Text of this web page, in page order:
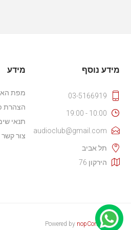
מידע נוסף
03-5166919
10:00 - 19:00
audioclub@gmail.com
תל אביב
הירקון 76
מידע
מפת
הצהרת
תנאי
צור קשר
Powered by nopCommerce